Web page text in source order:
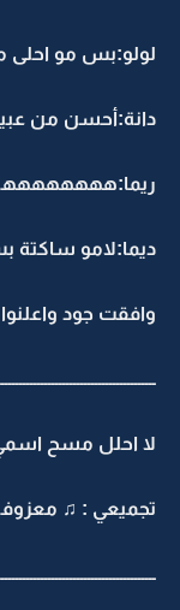
لولو:بس مو احلى
دانة:أحسن من
ديما:لامو ساكتة
وافقت جود
لا احلل مسح
تجميعي : ♫